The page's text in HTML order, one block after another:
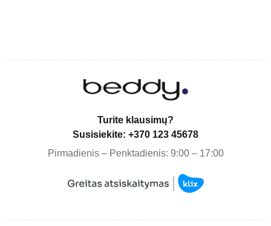
Turite klausimų?
Susisiekite: +370 123 45678
Pirmadienis – Penktadienis: 9:00 – 17:00